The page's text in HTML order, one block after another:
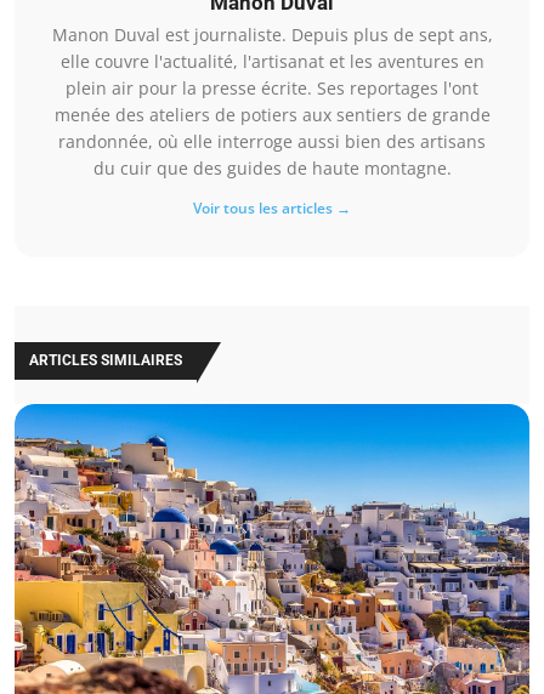
Manon Duval est journaliste. Depuis plus de sept ans,
elle couvre l'actualité, l'artisanat et les aventures en
plein air pour la presse écrite. Ses reportages l'ont
menée des ateliers de potiers aux sentiers de grande
randonnée, où elle interroge aussi bien des artisans
du cuir que des guides de haute montagne.
Voir tous les articles →
ARTICLES SIMILAIRES